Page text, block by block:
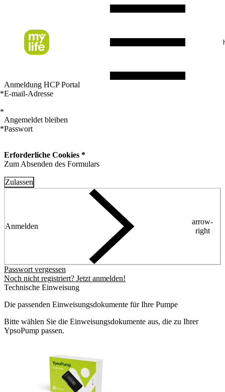
Anmeldung HCP Portal
*E-mail-Adresse
*
Angemeldet bleiben
*Passwort
Erforderliche Cookies *
Zum Absenden des Formulars
Zulassen
Anmelden
arrow-
right
Passwort vergessen
Noch nicht registriert? Jetzt anmelden!
Technische Einweisung
Die passenden Einweisungsdokumente für Ihre Pumpe
Bitte wählen Sie die Einweisungsdokumente aus, die zu Ihrer
YpsoPump passen.